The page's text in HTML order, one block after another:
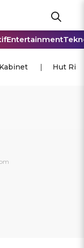
Entertainment
Hut Ri